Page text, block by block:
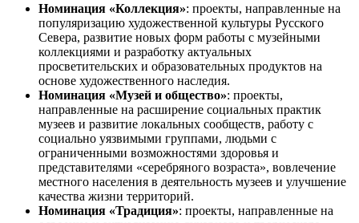
Номинация «Коллекция»: проекты, направленные на
популяризацию художественной культуры Русского
Севера, развитие новых форм работы с музейными
коллекциями и разработку актуальных
просветительских и образовательных продуктов на
основе художественного наследия.
Номинация «Музей и общество»: проекты,
направленные на расширение социальных практик
музеев и развитие локальных сообществ, работу с
социально уязвимыми группами, людьми с
ограниченными возможностями здоровья и
представителями «серебряного возраста», вовлечение
местного населения в деятельность музеев и улучшение
качества жизни территорий.
Номинация «Традиция»: проекты, направленные на